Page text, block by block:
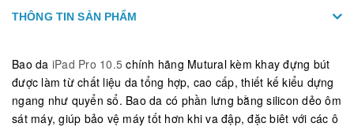
THÔNG TIN SẢN PHẨM
Bao da iPad Pro 10.5 chính hãng Mutural kèm khay đựng bút
được làm từ chất liệu da tổng hợp, cao cấp, thiết kế kiểu dựng
ngang như quyển sổ. Bao da có phần lưng bằng silicon dẻo ôm
sát máy, giúp bảo vệ máy tốt hơn khi va đập, đặc biêt với các ô